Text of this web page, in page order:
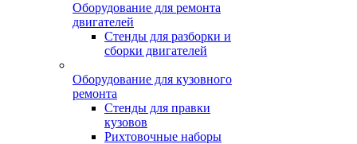
Оборудование для ремонта
двигателей
Стенды для разборки и
сборки двигателей
Оборудование для кузовного
ремонта
Стенды для правки
кузовов
Рихтовочные наборы